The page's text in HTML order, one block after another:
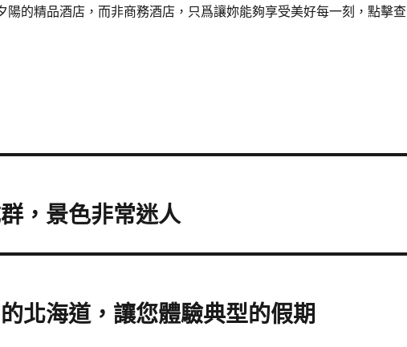
陽的精品酒店，而非商務酒店，只爲讓妳能夠享受美好每一刻，點擊查
，景色非常迷人
北海道，讓您體驗典型的假期